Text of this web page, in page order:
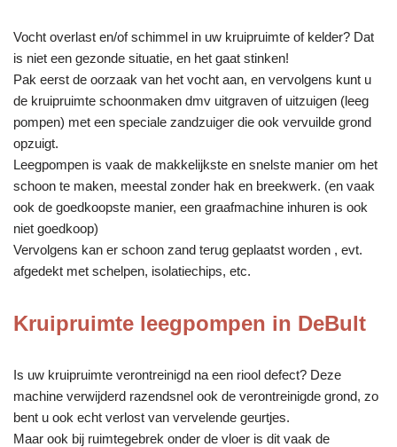
Vocht overlast en/of schimmel in uw kruipruimte of kelder? Dat
is niet een gezonde situatie, en het gaat stinken!
Pak eerst de oorzaak van het vocht aan, en vervolgens kunt u
de kruipruimte schoonmaken dmv uitgraven of uitzuigen (leeg
pompen) met een speciale zandzuiger die ook vervuilde grond
opzuigt.
Leegpompen is vaak de makkelijkste en snelste manier om het
schoon te maken, meestal zonder hak en breekwerk. (en vaak
ook de goedkoopste manier, een graafmachine inhuren is ook
niet goedkoop)
Vervolgens kan er schoon zand terug geplaatst worden , evt.
afgedekt met schelpen, isolatiechips, etc.
Kruipruimte leegpompen in DeBult
Is uw kruipruimte verontreinigd na een riool defect? Deze
machine verwijderd razendsnel ook de verontreinigde grond, zo
bent u ook echt verlost van vervelende geurtjes.
Maar ook bij ruimtegebrek onder de vloer is dit vaak de